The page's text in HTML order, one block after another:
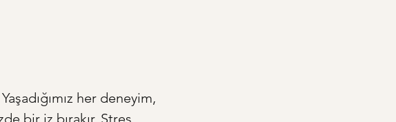
her deneyim,
bir iz bırakır. Stres